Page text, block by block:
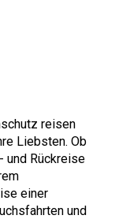
reisen
Liebsten. Ob
und Rückreise
einer
und